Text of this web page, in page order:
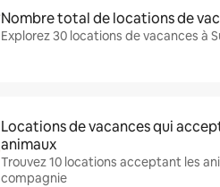
Nombre total de locations de
Explorez 30 locations de vacances à
Locations de vacances qui
animaux
Trouvez 10 locations acceptant les
compagnie